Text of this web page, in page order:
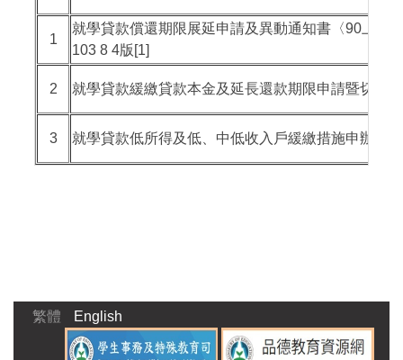
1
就學貸款償還期限展延申請及異動通知書〈90上前
103 8 4版[1]
2 就學貸款緩繳貸款本金及延長還款期限申請暨切結
3 就學貸款低所得及低、中低收入戶緩繳措施申辦程
繁體 English